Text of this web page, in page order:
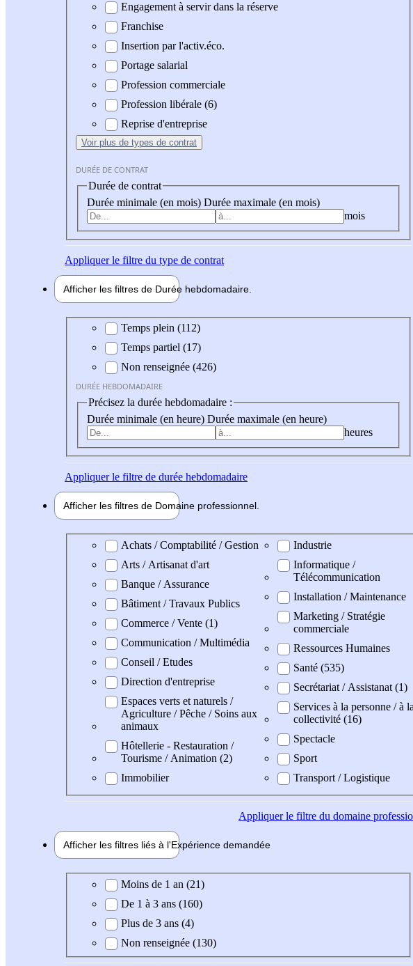
Engagement à servir dans la réserve
Franchise
Insertion par l'activ.éco.
Portage salarial
Profession commerciale
Profession libérale (6)
Reprise d'entreprise
Voir plus de types de contrat
DURÉE DE CONTRAT
Durée de contrat
Durée minimale (en mois) Durée maximale (en mois)
mois
Appliquerle filtre du type de contrat
Afficher les filtres de Durée hebdomadaire
Durée hebdomadaire
Temps plein (112)
Temps partiel (17)
Non renseignée (426)
DURÉE HEBDOMADAIRE
Précisez la durée hebdomadaire :
Durée minimale (en heure) Durée maximale (en heure)
heures
Appliquerle filtre de durée hebdomadaire
Afficher les filtres de Domaine professionnel
Domaine professionel
Achats / Comptabilité / Gestion
Arts / Artisanat d'art
Banque / Assurance
Bâtiment / Travaux Publics
Commerce / Vente (1)
Communication / Multimédia
Conseil / Etudes
Direction d'entreprise
Espaces verts et naturels /
Agriculture / Pêche / Soins aux
animaux
Hôtellerie - Restauration /
Tourisme / Animation (2)
Immobilier
Industrie
Informatique /
Télécommunication
Installation / Maintenance
Marketing / Stratégie
commerciale
Ressources Humaines
Santé (535)
Secrétariat / Assistanat (1)
Services à la personne / à la
collectivité (16)
Spectacle
Sport
Transport / Logistique
Appliquerle filtre du domaine
Afficher les filtres liés à l'Expérience demandée
Expérience demandée
Moins de 1 an (21)
De 1 à 3 ans (160)
Plus de 3 ans (4)
Non renseignée (130)